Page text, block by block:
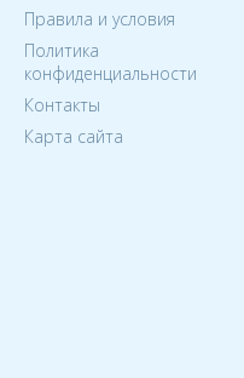
Правила и условия
Политика
конфиденциальности
Контакты
Карта сайта